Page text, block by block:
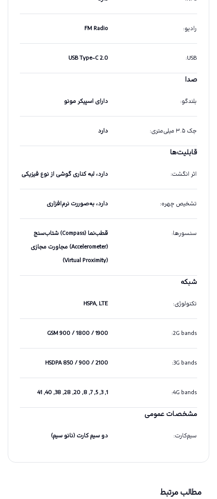
رادیو:
FM Radio
USB
:
USB Type-C 2.0
صدا
بلندگو: دارای اسپیکر مونو
جک ۳.۵ میلی‌متری : دارد
قابلیت‌ها
اثر انگشت: دارد، لبه کناری گوشی از نوع فیزیکی
تشخیص چهره: دارد، به‌صوررت نرم‌افزاری
سنسورها:
قطب‌نما (Compass) شتاب‌سنج
(Accelerometer) مجاورت مجازی
(Virtual Proximity)
شبکه
تکنولوژی:
HSPA, LTE
2G bands
:
GSM 900 / 1800 / 1900
3G bands
:
HSDPA 850 / 900 / 2100
4G bands
:
1, 3, 5, 7, 8, 20, 28, 38, 40, 41
مشخصات عمومی
سیم‌کارت: دو سیم کارت (نانو سیم)
مطالب مرتبط